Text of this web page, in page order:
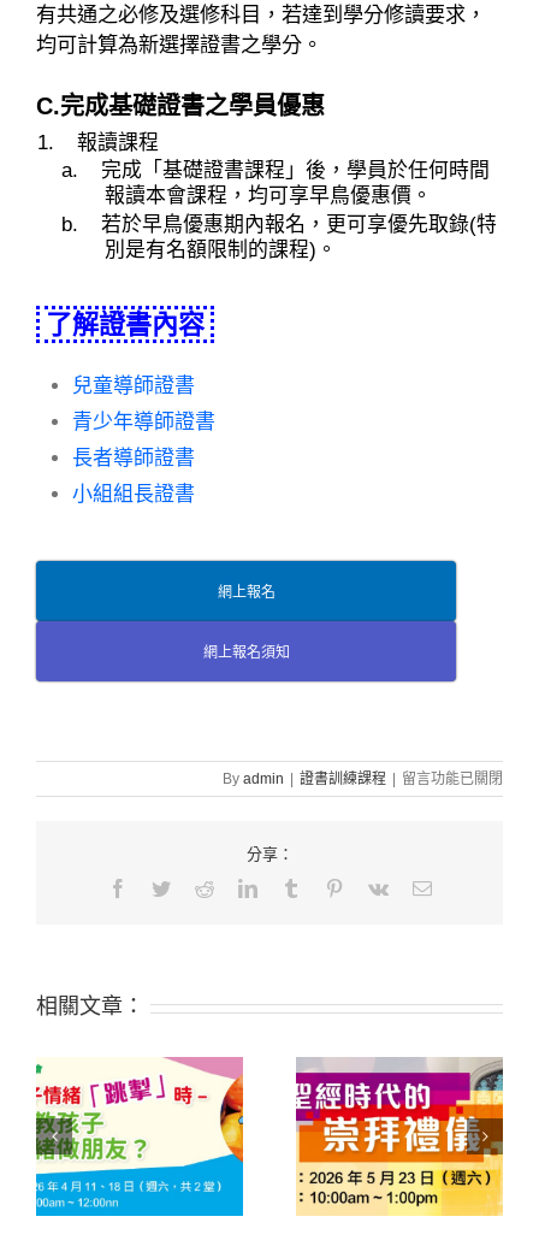
有共通之必修及選修科目，若達到學分修讀要求，
均可計算為新選擇證書之學分。
C.完成基礎證書之學員優惠
報讀課程
完成「基礎證書課程」後，學員於任何時間
報讀本會課程，均可享早鳥優惠價。
若於早鳥優惠期內報名，更可享優先取錄(特
別是有名額限制的課程)。
了解證書內容
兒童導師證書
青少年導師證書
長者導師證書
小組組長證書
網上報名
網上報名須知
By admin 證書訓練課程
在
〈報
須
留言功能已關閉
分享：
Facebook
TwitterRedditLinkedInTumblr Pinterest
Vk Email:
相關文章：
261S11 聖經時代的崇
252D03 從經文查考到
應用真理